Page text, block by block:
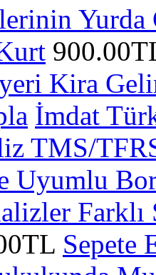
Kira
İmdat
TMS/
Uyumlu
Sepete